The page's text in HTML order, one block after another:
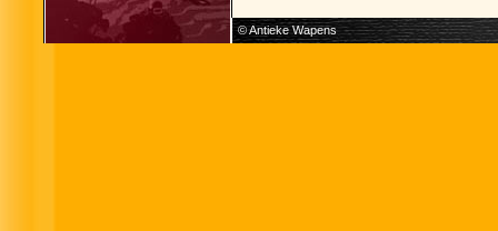
© Antieke Wapens